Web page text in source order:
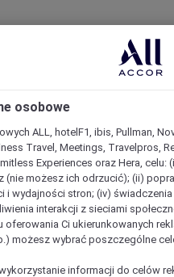
osobowe
ALL, hotelF1, ibis, Pullman,
Travel, Meetings, Travelpros,
Experiences oraz Hera,
(nie możesz ich odrzucić); (ii)
wydajności stron; (iv) świadczenia
interakcji z sieciami
oferowania Ci ukierunkowanych
możesz wybrać poszczególne
informacji do celów